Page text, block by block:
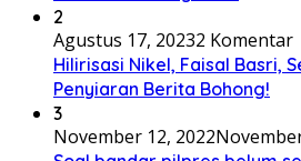
2
Agustus 17, 20232 Komentar
Hilirisasi Nikel, Faisal Basri,
Penyiaran Berita Bohong!
3
November 12, 2022